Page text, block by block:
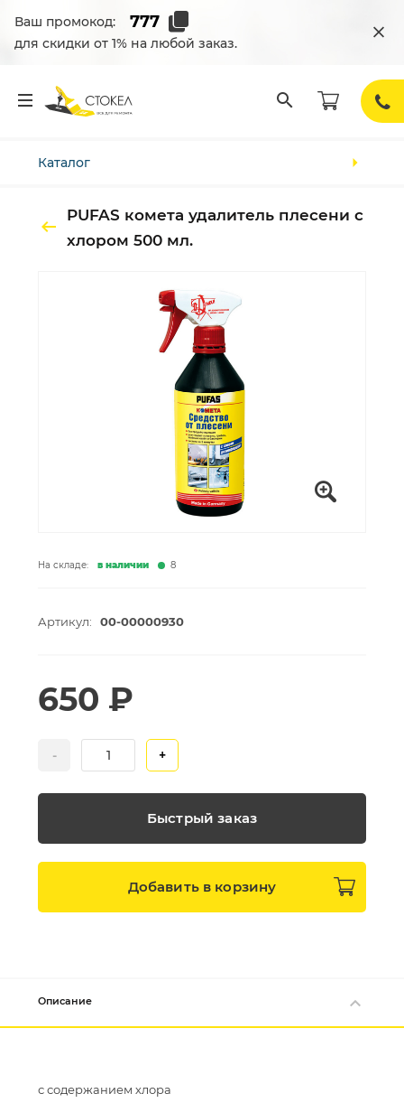
Ваш промокод:
для скидки от 1% на любой заказ.
Каталог
PUFAS комета удалитель плесени с
хлором 500 мл.
На складе: в наличии 8
Артикул: 00-00000930
- +
650 ₽
Быстрый заказ
Добавить в корзину
Описание
с содержанием хлора